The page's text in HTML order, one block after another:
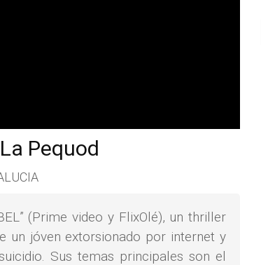
Pequod
(Prime video y FlixOlé), un thriller
un jóven extorsionado por internet y
Sus temas principales son el